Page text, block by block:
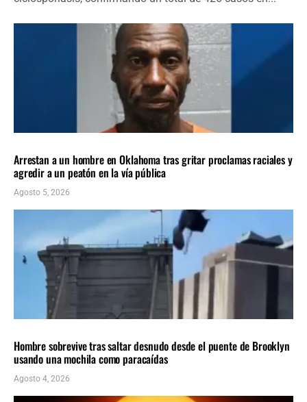
Arrestan a un hombre en Oklahoma tras gritar proclamas raciales y
agredir a un peatón en la vía pública
Agosto 5, 2026
Hombre sobrevive tras saltar desnudo desde el puente de Brooklyn
usando una mochila como paracaídas
Agosto 4, 2026